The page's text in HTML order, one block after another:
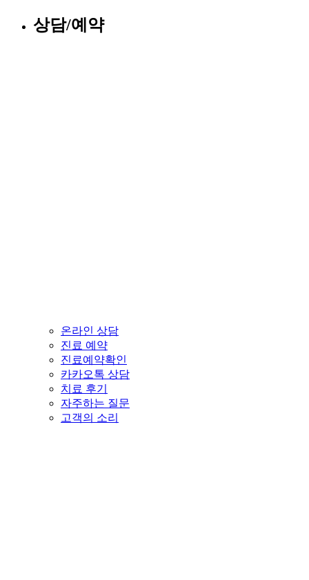
상담/예약
온라인 상담
진료 예약
진료예약확인
카카오톡 상담
치료 후기
자주하는 질문
고객의 소리